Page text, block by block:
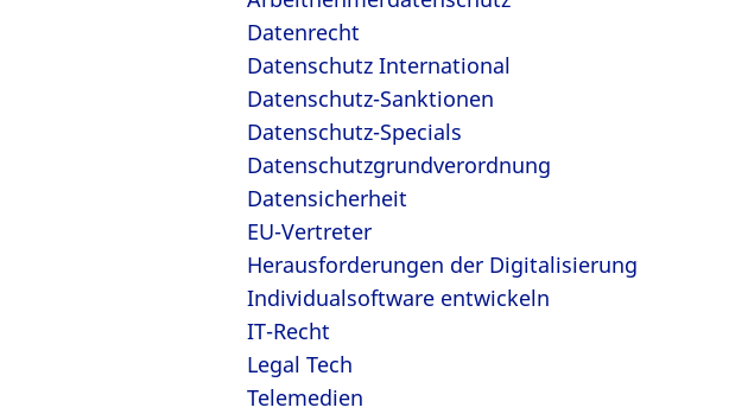
Datenrecht
Datenschutz International
Datenschutz-Sanktionen
Datenschutz-Specials
Datenschutzgrundverordnung
Datensicherheit
EU-Vertreter
Herausforderungen der Digitalisierung
Individualsoftware entwickeln
IT-Recht
Legal Tech
Telemedien